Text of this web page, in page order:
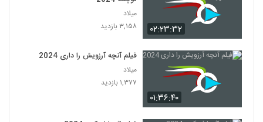
۰۲:۲۳:۳۲
میلاد
۳,۱۵۸ بازدید
۰۱:۳۶:۴۰
فیلم آنچه آرزویش را داری 2024
میلاد
۱,۳۷۷ بازدید